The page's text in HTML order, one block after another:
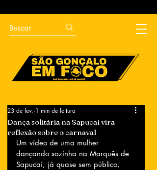
Dança solitária na Sapucaí vira
reflexão sobre o carnaval
23 de fev. 1 min de leitura
Um vídeo de uma mulher
dançando sozinha na Marquês de
Sapucaí, já quase sem público,